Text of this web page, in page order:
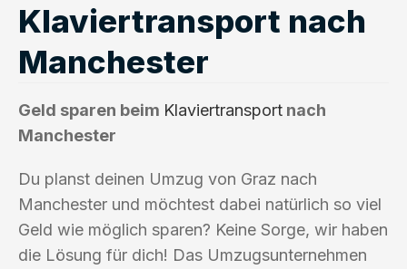
Klaviertransport nach
Manchester
Geld sparen beim Klaviertransport nach
Manchester
Du planst deinen Umzug von Graz nach
Manchester und möchtest dabei natürlich so viel
Geld wie möglich sparen? Keine Sorge, wir haben
die Lösung für dich! Das Umzugsunternehmen